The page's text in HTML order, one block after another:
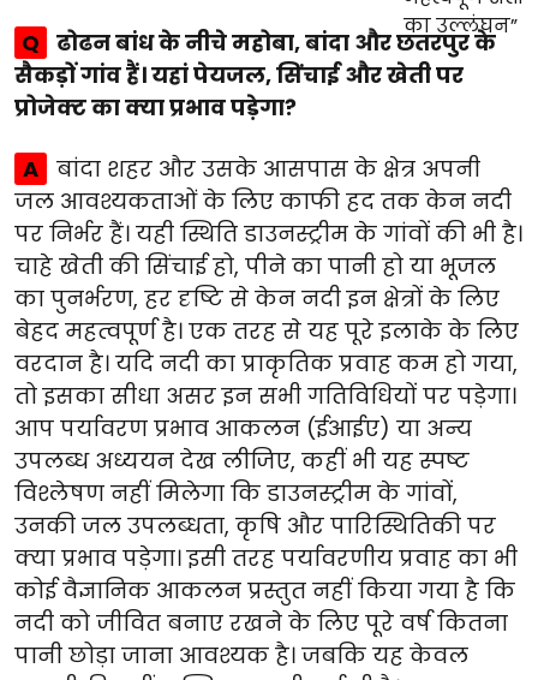
Q ढोढन बांध के नीचे महोबा, बांदा और छतरपुर के
सैकड़ों गांव हैं। यहां पेयजल, सिंचाई और खेती पर
प्रोजेक्ट का क्या प्रभाव पड़ेगा?
A बांदा शहर और उसके आसपास के क्षेत्र अपनी
जल आवश्यकताओं के लिए काफी हद तक केन नदी
पर निर्भर हैं। यही स्थिति डाउनस्ट्रीम के गांवों की भी है।
चाहे खेती की सिंचाई हो, पीने का पानी हो या भूजल
का पुनर्भरण, हर दृष्टि से केन नदी इन क्षेत्रों के लिए
बेहद महत्वपूर्ण है। एक तरह से यह पूरे इलाके के लिए
वरदान है। यदि नदी का प्राकृतिक प्रवाह कम हो गया,
तो इसका सीधा असर इन सभी गतिविधियों पर पड़ेगा।
आप पर्यावरण प्रभाव आकलन (ईआईए) या अन्य
उपलब्ध अध्ययन देख लीजिए, कहीं भी यह स्पष्ट
विश्लेषण नहीं मिलेगा कि डाउनस्ट्रीम के गांवों,
उनकी जल उपलब्धता, कृषि और पारिस्थितिकी पर
क्या प्रभाव पड़ेगा। इसी तरह पर्यावरणीय प्रवाह का भी
कोई वैज्ञानिक आकलन प्रस्तुत नहीं किया गया है कि
नदी को जीवित बनाए रखने के लिए पूरे वर्ष कितना
पानी छोड़ा जाना आवश्यक है। जबकि यह केवल